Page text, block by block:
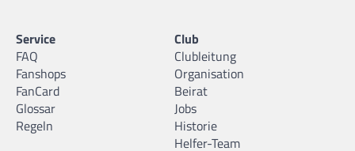
Service
FAQ
Fanshops
FanCard
Glossar
Regeln
Club
Clubleitung
Organisation
Beirat
Jobs
Historie
Helfer-Team